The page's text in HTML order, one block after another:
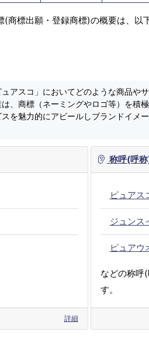
商標出願・登録商標)の概要は、以
アスコ」においてどのような商品や
、商標（ネーミングやロゴ等）を積
を魅力的にアピールしブランドイメ
詳細
称呼(呼
ピュアス
ジュンス
ピュアウ
などの称呼
す。